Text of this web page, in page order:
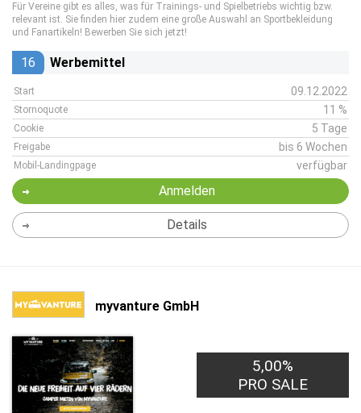
Für Vereine gibt es alles, was für Trainings- und Spielbetriebs wichtig bzw.
relevant ist. Sie finden hier zudem eine große Auswahl an Sportbekleidung
und Fanartikeln! Bewerben Sie sich jetzt!
16 Werbemittel
Start 09.12.2022
Stornoquote 11 %
Cookie 5 Tage
Freigabe bis 6 Wochen
Mobil-Landingpage verfügbar
Anmelden
Details
myvanture GmbH
5,00%
PRO SALE